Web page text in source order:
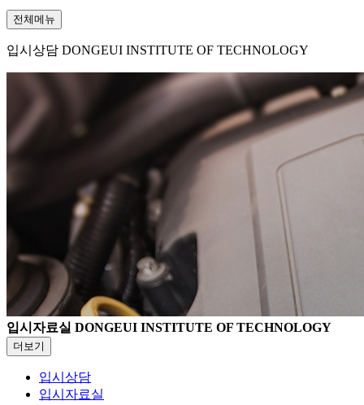
전체메뉴
입시상담 DONGEUI INSTITUTE OF TECHNOLOGY
입시자료실 DONGEUI INSTITUTE OF TECHNOLOGY
더보기
입시상담
입시자료실